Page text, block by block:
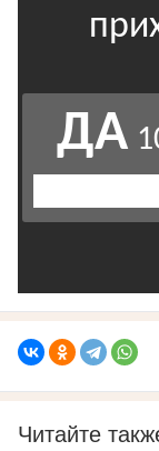
Читайте